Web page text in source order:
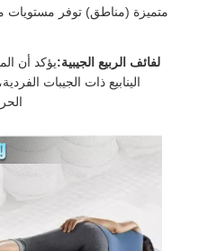
متميزة (مناطق) توفر مستويات
لفائف الربيع الجيبية:يؤكد أن
الينابيع ذات الجيبات